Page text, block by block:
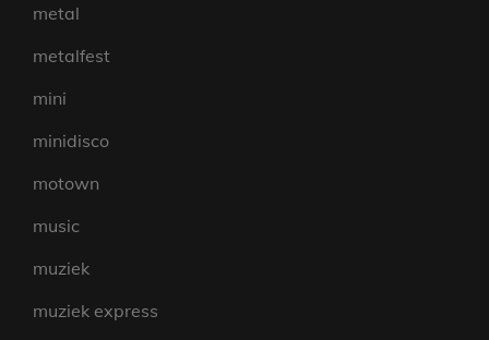
metal
metalfest
mini
minidisco
motown
music
muziek
muziek express